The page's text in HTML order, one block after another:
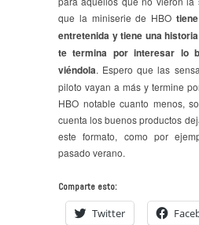
que la miniserie de HBO
entretenida y tiene una
te termina por interesar lo
viéndola. Espero que las
piloto vayan a más y termine
HBO notable cuanto menos,
cuenta los buenos productos
este formato, como por
pasado verano.
Comparte esto:
Twitter